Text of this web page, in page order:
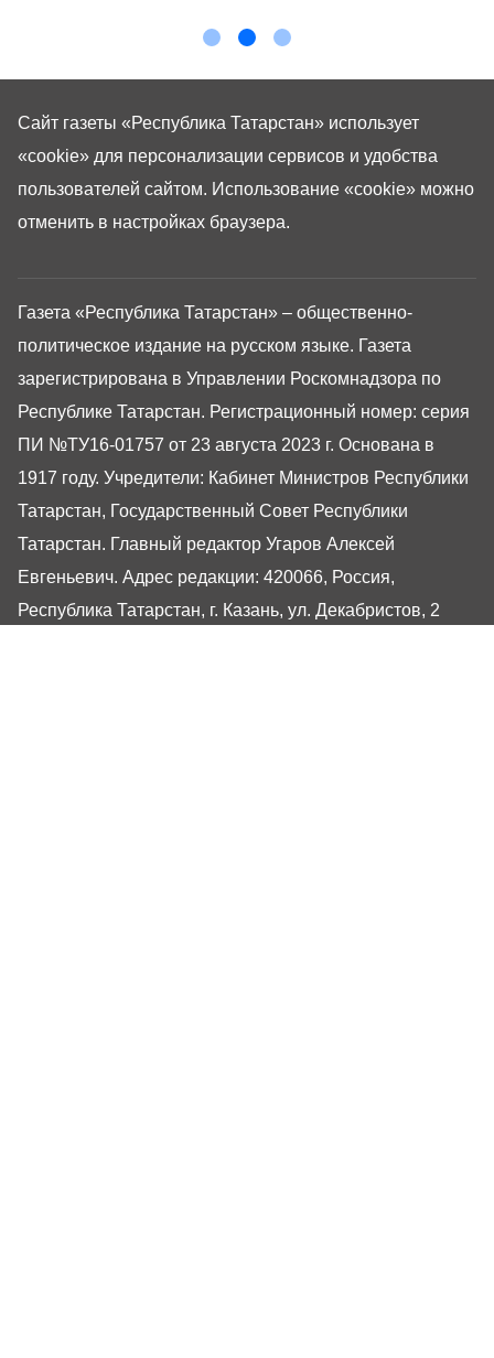
Газета «Республика Татарстан» – общественно-
политическое издание на русском языке. Газета
зарегистрирована в Управлении Роскомнадзора по
Республике Татарстан. Регистрационный номер: серия
ПИ №ТУ16-01757 от 23 августа 2023 г. Основана в
1917 году. Учредители: Кабинет Министров Республики
Татарстан, Государственный Совет Республики
Татарстан. Главный редактор Угаров Алексей
Евгеньевич. Адрес редакции: 420066, Россия,
Республика Татарстан, г. Казань, ул. Декабристов, 2
Сайт газеты «Республика Татарстан» использует
«cookie» для персонализации сервисов и удобства
пользователей сайтом. Использование «cookie» можно
отменить в настройках браузера.